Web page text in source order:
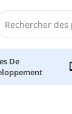
De